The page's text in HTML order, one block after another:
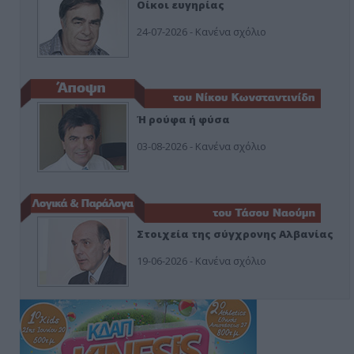
Οίκοι ευγηρίας
24-07-2026 - Κανένα σχόλιο
Ή ρούφα ή φύσα
03-08-2026 - Κανένα σχόλιο
Στοιχεία της σύγχρονης Αλβανίας
19-06-2026 - Κανένα σχόλιο